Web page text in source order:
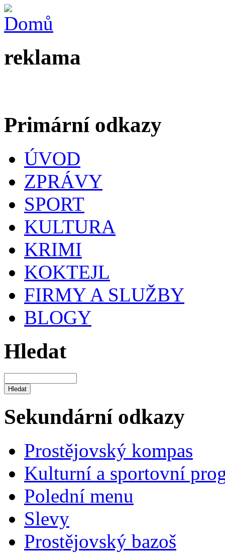
reklama
Primární odkazy
ÚVOD
ZPRÁVY
SPORT
KULTURA
KRIMI
KOKTEJL
FIRMY A SLUŽBY
BLOGY
Hledat
Sekundární odkazy
Prostějovský kompas
Kulturní a sportovní
Polední menu
Slevy
Prostějovský bazoš